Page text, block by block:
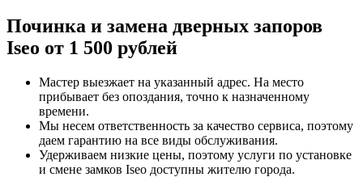
Починка и замена дверных запоров
Iseo от 1 500 рублей
Мастер выезжает на указанный адрес. На место
прибывает без опоздания, точно к назначенному
времени.
Мы несем ответственность за качество сервиса, поэтому
даем гарантию на все виды обслуживания.
Удерживаем низкие цены, поэтому услуги по установке
и смене замков Iseo доступны жителю города.